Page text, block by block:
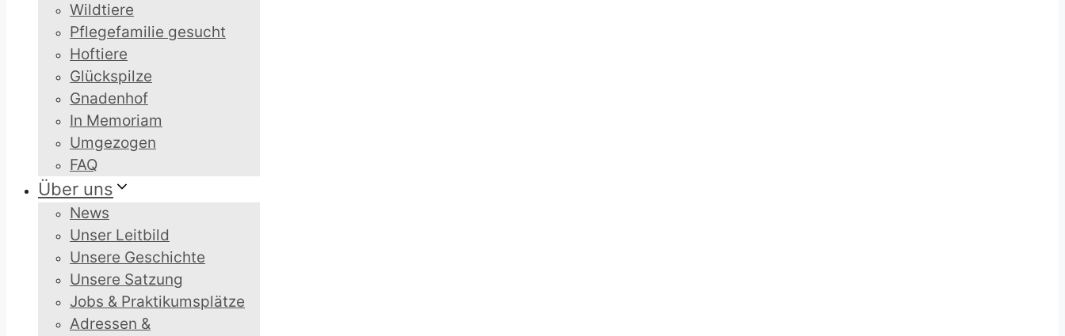
Wildtiere
Pflegefamilie gesucht
Hoftiere
Glückspilze
Gnadenhof
In Memoriam
Umgezogen
FAQ
Über uns
News
Unser Leitbild
Unsere Geschichte
Unsere Satzung
Jobs & Praktikumsplätze
Adressen &